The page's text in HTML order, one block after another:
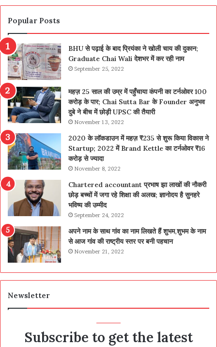
Popular Posts
BHU से पढ़ाई के बाद प्रियंका ने खोली चाय की दुकान;
Graduate Chai Wali देशभर में कर रही नाम
September 25, 2022
महज़ 25 साल की उम्र में पहुँचाया कंपनी का टर्नओवर 100
करोड़ के पार; Chai Sutta Bar के Founder अनुभव
दुबे ने बीच में छोड़ी UPSC की तैयारी
November 13, 2022
2020 के लॉकडाउन में महज़ ₹235 से शुरू किया विकास ने
Startup; 2022 में Brand Kettle का टर्नओवर ₹16
करोड़ से ज्यादा
November 8, 2022
Chartered accountant प्रभाष झा लाखों की नौकरी
छोड़ बच्चों में जगा रहे शिक्षा की अलख; ज्ञानोदय है सुनहरे
भविष्य की उम्मीद
September 24, 2022
अपने नाम के साथ गांव का नाम लिखते हैं शुभम,शुभम के नाम
से आज गांव की राष्ट्रीय स्तर पर बनी पहचान
November 21, 2022
Newsletter
Subscribe to get the latest